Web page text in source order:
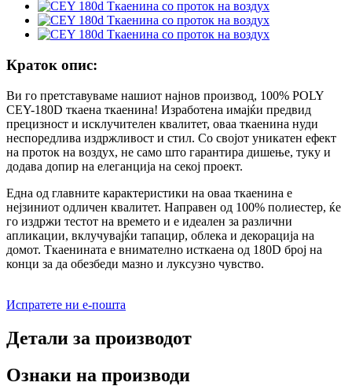
Краток опис:
Ви го претставуваме нашиот најнов производ, 100% POLY
CEY-180D ткаена ткаенина! Изработена имајќи предвид
прецизност и исклучителен квалитет, оваа ткаенина нуди
неспоредлива издржливост и стил. Со својот уникатен ефект
на проток на воздух, не само што гарантира дишење, туку и
додава допир на елеганција на секој проект.
Една од главните карактеристики на оваа ткаенина е
нејзиниот одличен квалитет. Направен од 100% полиестер, ќе
го издржи тестот на времето и е идеален за различни
апликации, вклучувајќи тапацир, облека и декорација на
домот. Ткаенината е внимателно исткаена од 180D број на
конци за да обезбеди мазно и луксузно чувство.
Испратете ни е-пошта
Детали за производот
Ознаки на производи